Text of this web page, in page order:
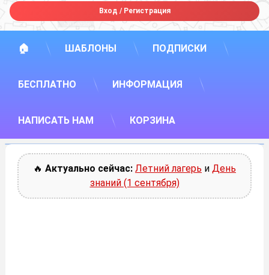
Вход /Регистрация
🏠 ШАБЛОНЫ ПОДПИСКИ
БЕСПЛАТНО ИНФОРМАЦИЯ
НАПИСАТЬ НАМ КОРЗИНА
🔥 Актуально сейчас: Летний лагерь и День
знаний (1 сентября)